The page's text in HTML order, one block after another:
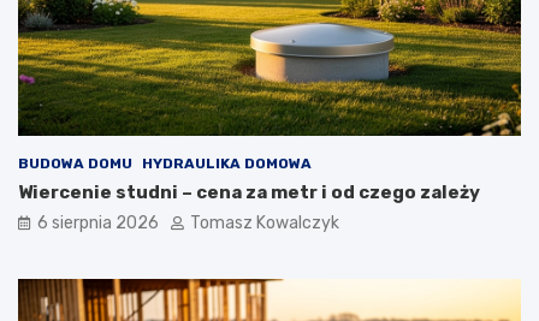
BUDOWA DOMU HYDRAULIKA DOMOWA
Wiercenie studni – cena za metr i od czego zależy
6 sierpnia 2026 Tomasz Kowalczyk